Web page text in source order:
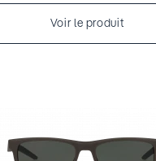
Voir le produit